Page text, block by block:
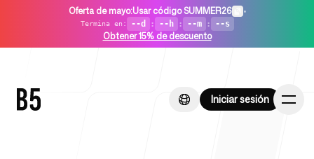
Oferta de mayo:Usar código SUMMER26 •
Termina en : --d : --h : --m : --s
Obtener 15% de descuento
Iniciar sesión
Iniciar sesión